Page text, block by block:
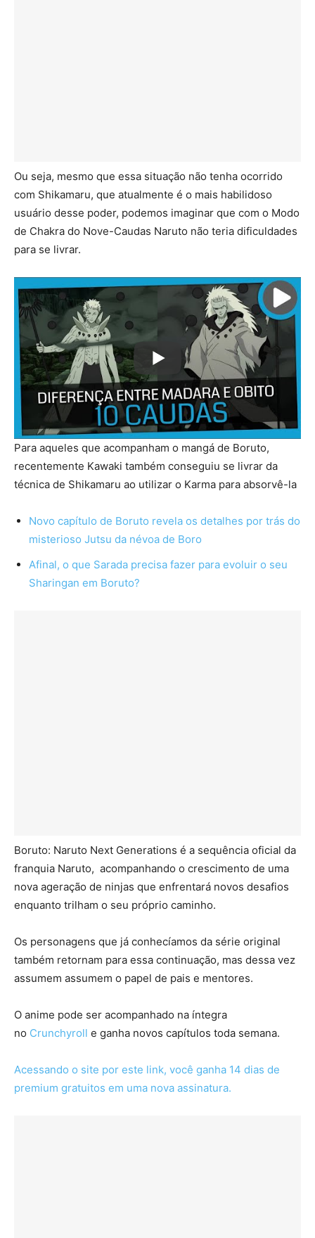
Ou seja, mesmo que essa situação não tenha ocorrido
com Shikamaru, que atualmente é o mais habilidoso
usuário desse poder, podemos imaginar que com o Modo
de Chakra do Nove-Caudas Naruto não teria dificuldades
para se livrar.
Para aqueles que acompanham o mangá de Boruto,
recentemente Kawaki também conseguiu se livrar da
técnica de Shikamaru ao utilizar o Karma para absorvê-la
Novo capítulo de Boruto revela os detalhes por trás do
misterioso Jutsu da névoa de Boro
Afinal, o que Sarada precisa fazer para evoluir o seu
Sharingan em Boruto?
Boruto: Naruto Next Generations é a sequência oficial da
franquia Naruto, acompanhando o crescimento de uma
nova ageração de ninjas que enfrentará novos desafios
enquanto trilham o seu próprio caminho.
Os personagens que já conhecíamos da série original
também retornam para essa continuação, mas dessa vez
assumem assumem o papel de pais e mentores.
O anime pode ser acompanhado na íntegra
no Crunchyroll e ganha novos capítulos toda semana.
Acessando o site por este link, você ganha 14 dias de
premium gratuitos em uma nova assinatura.